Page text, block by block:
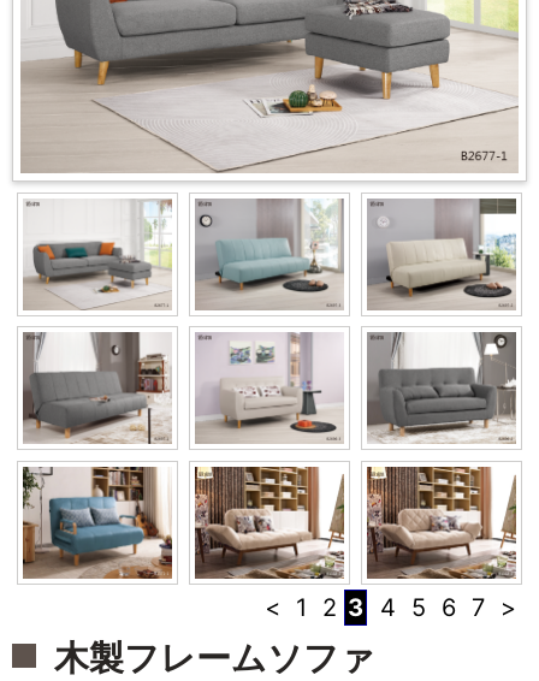
< 1 2 3 4 5 6 7 >
木製フレームソファ